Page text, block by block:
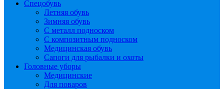
Спецобувь
Летняя обувь
Зимняя обувь
С металл подноском
С композитным подноском
Медицинская обувь
Сапоги для рыбалки и охоты
Головные уборы
Медицинские
Для поваров